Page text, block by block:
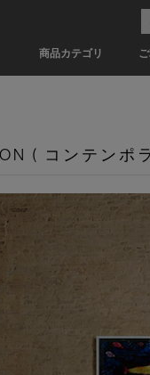
商品カテゴリ
( コンテンポ